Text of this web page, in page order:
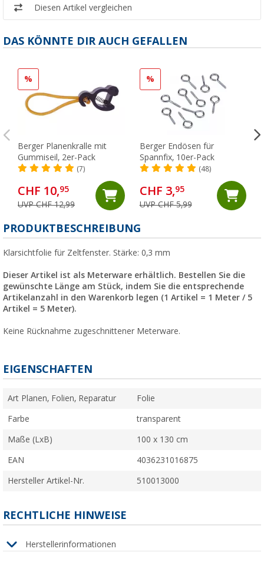
Diesen Artikel vergleichen
DAS KÖNNTE DIR AUCH GEFALLEN
%
Berger Planenkralle mit
Gummiseil, 2er-Pack
(7)
CHF 10,95
UVP CHF 12,99
%
Berger Endösen für
Spannfix, 10er-Pack
(48)
CHF 3,95
UVP CHF 5,99
PRODUKTBESCHREIBUNG
Klarsichtfolie für Zeltfenster. Stärke: 0,3 mm
Dieser Artikel ist als Meterware erhältlich. Bestellen Sie die
gewünschte Länge am Stück, indem Sie die entsprechende
Artikelanzahl in den Warenkorb legen (1 Artikel = 1 Meter / 5
Artikel = 5 Meter).
Keine Rücknahme zugeschnittener Meterware.
EIGENSCHAFTEN
Art Planen, Folien, Reparatur Folie
Farbe transparent
Maße (LxB) 100 x 130 cm
EAN 4036231016875
Hersteller Artikel-Nr. 510013000
RECHTLICHE HINWEISE
Herstellerinformationen